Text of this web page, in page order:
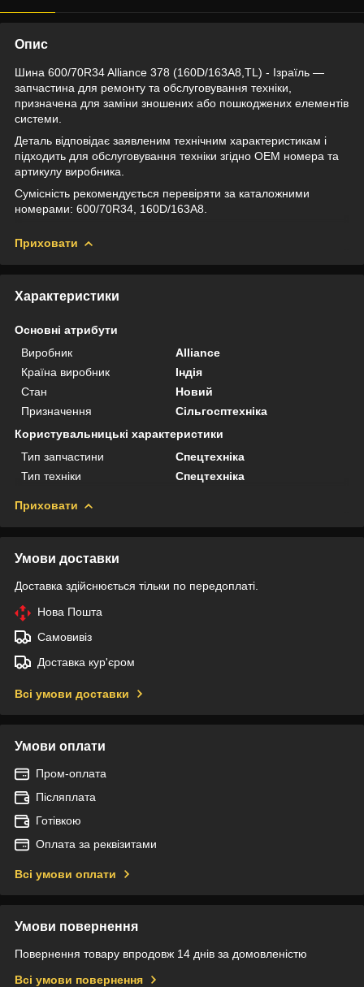
Опис
Шина 600/70R34 Alliance 378 (160D/163A8,TL) - Ізраїль —
запчастина для ремонту та обслуговування техніки,
призначена для заміни зношених або пошкоджених елементів
системи.
Деталь відповідає заявленим технічним характеристикам і
підходить для обслуговування техніки згідно OEM номера та
артикулу виробника.
Сумісність рекомендується перевіряти за каталожними
номерами: 600/70R34, 160D/163A8.
Приховати
Характеристики
Основні атрибути
Виробник
Alliance
Країна виробник
Індія
Стан
Новий
Призначення
Сільгосптехніка
Користувальницькі характеристики
Тип запчастини
Спецтехніка
Тип техніки
Спецтехніка
Приховати
Умови доставки
Доставка здійснюється тільки по передоплаті.
Нова Пошта
Самовивіз
Доставка кур'єром
Всі умови доставки
Умови оплати
Пром-оплата
Післяплата
Готівкою
Оплата за реквізитами
Всі умови оплати
Умови повернення
Повернення товару впродовж 14 днів за домовленістю
Всі умови повернення